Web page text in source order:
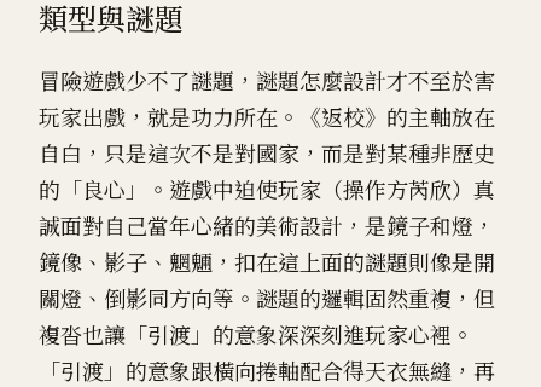
類型與謎題
冒險遊戲少不了謎題，謎題怎麼設計才不至於害
玩家出戲，就是功力所在。《返校》的主軸放在
自白，只是這次不是對國家，而是對某種非歷史
的「良心」。遊戲中迫使玩家（操作方芮欣）真
誠面對自己當年心緒的美術設計，是鏡子和燈，
鏡像、影子、魍魎，扣在這上面的謎題則像是開
關燈、倒影同方向等。謎題的邏輯固然重複，但
複沓也讓「引渡」的意象深深刻進玩家心裡。
「引渡」的意象跟橫向捲軸配合得天衣無縫，再